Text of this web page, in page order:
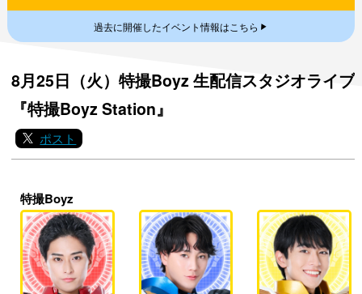
過去に開催したイベント情報はこちら▼
8月25日（火）特撮Boyz 生配信スタジオライブ
『特撮Boyz Station』
ポスト
特撮Boyz